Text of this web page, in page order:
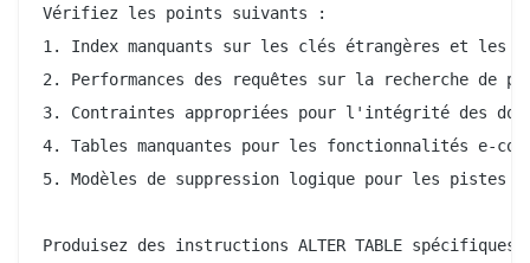
Vérifiez les points suivants :
1. Index manquants sur les clés étrangères et les
2. Performances des requêtes sur la recherche de
3. Contraintes appropriées pour l'intégrité des
4. Tables manquantes pour les fonctionnalités e-
5. Modèles de suppression logique pour les pistes